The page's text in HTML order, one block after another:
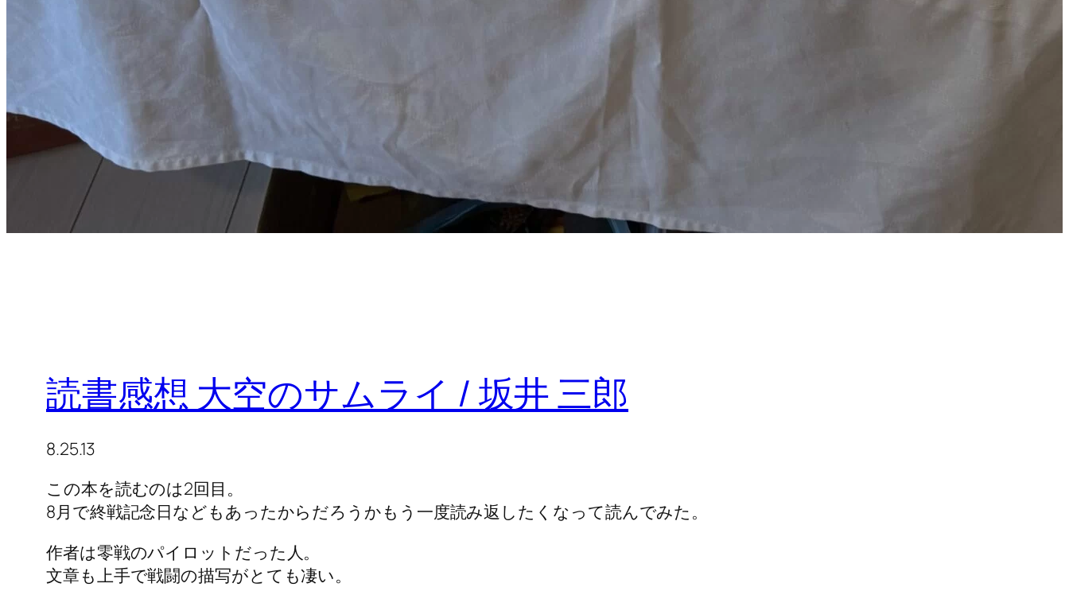
読書感想 大空のサムライ / 坂井 三郎
8.25.13
この本を読むのは2回目。
8月で終戦記念日などもあったからだろうかもう一度読み返したくなって読んでみた。
作者は零戦のパイロットだった人。
文章も上手で戦闘の描写がとても凄い。